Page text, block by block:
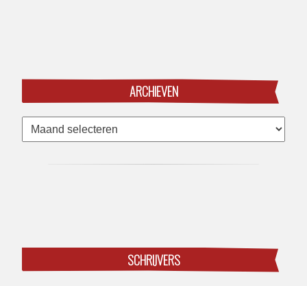
ARCHIEVEN
Archieven
SCHRIJVERS